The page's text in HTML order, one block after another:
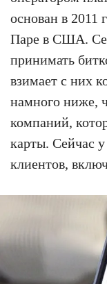
основан в 2011
Паре в США.
принимать
взимает с них
намного ниже,
компаний,
карты. Сейчас
клиентов,